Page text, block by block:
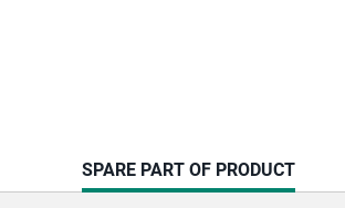
CURRENT
TAB:
SPARE PART OF PRODUCT